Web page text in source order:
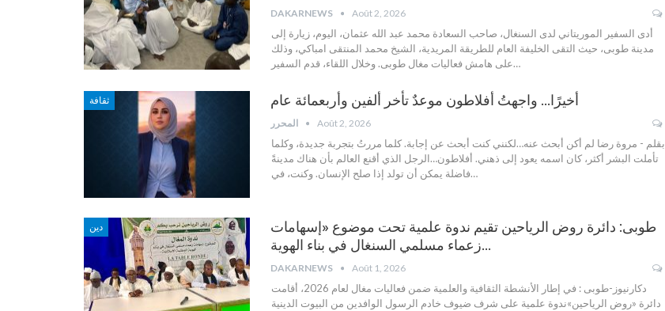
DAKARNEWS Août 2, 2026
أدى السفير الموريتاني لدى السنغال، صاحب السعادة محمد عبد الله عثمان، اليوم، زيارة إلى
مدينة طوبى، حيث التقى الخليفة العام للطريقة المريدية، الشيخ محمد المنتقى امباكي، وذلك
على هامش فعاليات مغال طوبى.وخلال اللقاء، قدم السفير …
ثقافة أخيرًا… واجهتُ أفلاطون موعدٌ تأخر ألفين وأربعمائة عام
Août 2, 2026
بقلم - مروة رضا لم أكن أبحث عنه…لكنني كنت أبحث عن إجابة.كلما مررتُ بتجربة جديدة، وكلما
تأملت البشر أكثر، كان اسمه يعود إلى ذهني. أفلاطون…الرجل الذي أقنع العالم بأن هناك مدينةً
فاضلة يمكن أن تولد إذا صلح الإنسان.وكنت، في …
دين
طوبى: دائرة روض الرياحين تقيم ندوة علمية تحت موضوع «إسهامات
زعماء مسلمي السنغال في بناء الهوية…
DAKARNEWS Août 1, 2026
دكارنيوز-طوبى : في إطار الأنشطة الثقافية والعلمية ضمن فعاليات مغال لعام 2026، أقامت
دائرة «روض الرياحين»ندوة علمية على شرف ضيوف خادم الرسول الوافدين من البيوت الدينية